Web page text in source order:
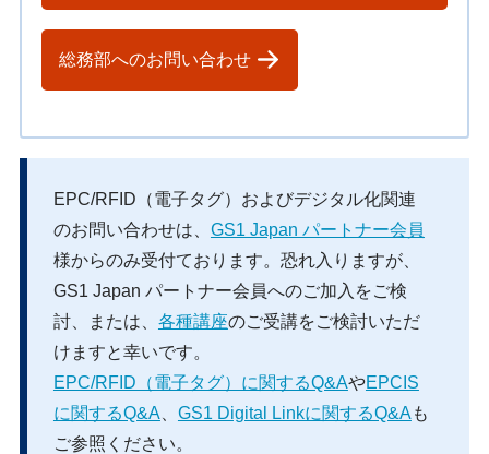
総務部へのお問い合わせ
EPC/RFID（電子タグ）およびデジタル化関連
のお問い合わせは、 GS1 Japan パートナー会員
様からのみ受付ております。恐れ入りますが、
GS1 Japan パートナー会員へのご加入をご検
討、または、 各種講座のご受講をご検討いただ
けますと幸いです。
EPC/RFID（電子タグ）に関するQ&AやEPCIS
に関するQ&A
GS1 Digital Linkに関するQ&A も
ご参照ください。